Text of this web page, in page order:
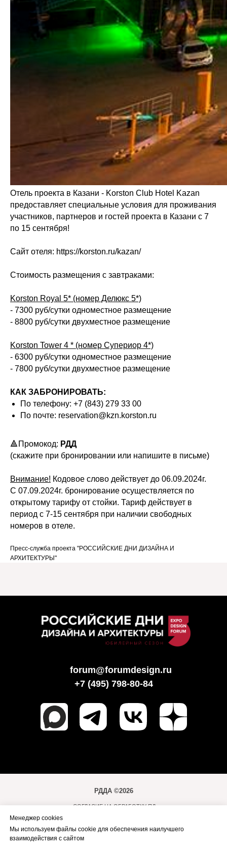
Отель проекта в Казани - Korston Club Hotel Kazan
предоставляет специальные условия для проживания
участников, партнеров и гостей проекта в Казани с 7
по 15 сентября!
Сайт отеля: https://korston.ru/kazan/
Стоимость размещения с завтраками:
Korston Royal 5* (номер Делюкс 5*)
- 7300 руб/сутки одноместное размещение
- 8800 руб/сутки двухместное размещение
Korston Tower 4 * (номер Супериор 4*)
- 6300 руб/сутки одноместное размещение
- 7800 руб/сутки двухместное размещение
КАК ЗАБРОНИРОВАТЬ:
По телефону: +7 (843) 279 33 00
По почте: reservation@kzn.korston.ru
🔺Промокод: РДД
(скажите при бронировании или напишите в письме)
Внимание! Кодовое слово действует до 06.09.2024г.
С 07.09.2024г. бронирование осуществляется по
открытому тарифу от стойки. Тариф действует в
период с 7-15 сентября при наличии свободных
номеров в отеле.
Пресс-служба проекта "РОССИЙСКИЕ ДНИ ДИЗАЙНА И
АРХИТЕКТУРЫ"
forum@forumdesign.ru
+7 (495) 798-80-84
ПРАВИЛА ПОСЕЩЕНИЯ МЕРОПРИЯТИЙ
СОГЛАСИЕ НА ОБРАБОТКУ ПД
РДДА ©2026
Менеджер cookies
Мы используем файлы cookie для обеспечения наилучшего
взаимодействия с сайтом